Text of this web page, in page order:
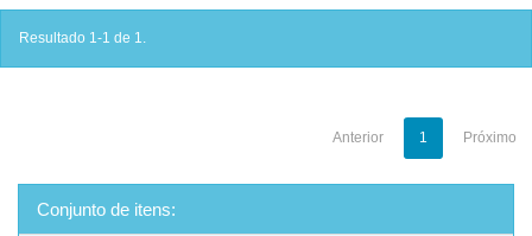
Resultado 1-1 de 1.
Anterior 1 Próximo
Conjunto de itens: